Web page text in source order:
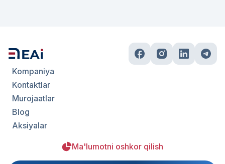
Kompaniya
Kontaktlar
Murojaatlar
Blog
Aksiyalar
Ma'lumotni oshkor qilish